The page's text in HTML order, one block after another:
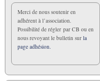
Merci de nous soutenir en
adhérent à l’association.
Possibilité de régler par CB ou en
nous revoyant le bulletin sur la
page adhésion.